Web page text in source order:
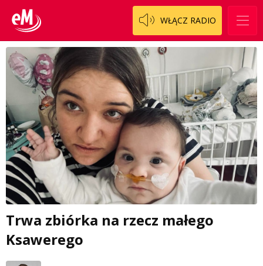
WŁĄCZ RADIO
Trwa zbiórka na rzecz małego
Ksawerego